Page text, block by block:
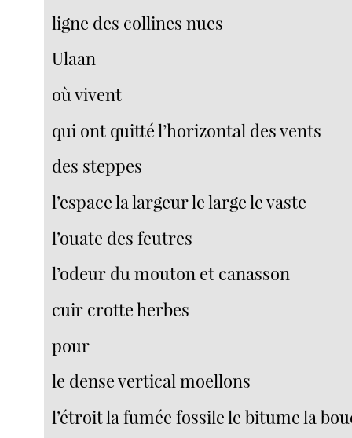
ligne des collines nues
Ulaan
où vivent
qui ont quitté l’horizontal des vents
des steppes
l’espace la largeur le large le vaste
l’ouate des feutres
l’odeur du mouton et canasson
cuir crotte herbes
pour
le dense vertical moellons
l’étroit la fumée fossile le bitume la